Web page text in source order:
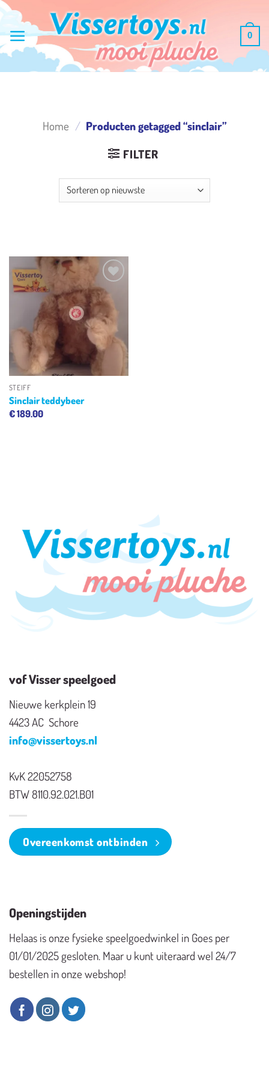
Ga
inhoud
0
Home / Producten getagged “sinclair”
FILTER
Toevoegen
aan
verlanglijst
STEIFF
Sinclair teddybeer
€189.00
vof Visser speelgoed
Nieuwe kerkplein 19
4423 AC Schore
info@vissertoys.nl
KvK 22052758
BTW 8110.92.021.B01
Overeenkomst ontbinden
Openingstijden
Helaas is onze fysieke speelgoedwinkel in Goes per
01/01/2025 gesloten. Maar u kunt uiteraard wel 24/7
bestellen in onze webshop!